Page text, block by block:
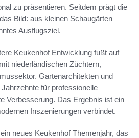
zu präsentieren. Seitdem prägt die
Bild: aus kleinen Schaugärten
Ausflugsziel.
Keukenhof Entwicklung fußt auf
niederländischen Züchtern,
Gartenarchitekten und
für professionelle
Verbesserung. Das Ergebnis ist ein
Inszenierungen verbindet.
neues Keukenhof Themenjahr, das